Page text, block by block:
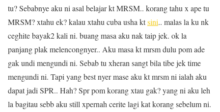
tu? Sebabnye aku ni asal belajar kt MRSM.. korang tahu x ape tu
MRSM? xtahu ek? kalau xtahu cuba usha ktsini.. malas la ku nk
ceghite bayak2 kali ni. buang masa aku nak taip jek. ok la
panjang plak melencongnyer.. Aku masa kt mrsm dulu pom ade
gak undi mengundi ni. Sebab tu xheran sangt bila tibe jek time
mengundi ni. Tapi yang best nyer mase aku kt mrsm ni ialah aku
dapat jadi SPR.. Hah? Spr pom korang xtau gak? yang ni aku leh
la bagitau sebb aku still xpernah cerite lagi kat korang sebelum ni.